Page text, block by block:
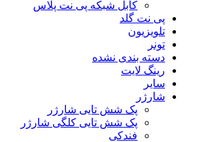
کابل شبکه پی نت پلاس
پی نت گلد
تلویزیون
تونر
دسته بندی نشده
رینگ لایت
سایر
شارژر
پک شش تایی شارژر
پک شش تایی کلگی شارژر
فندکی